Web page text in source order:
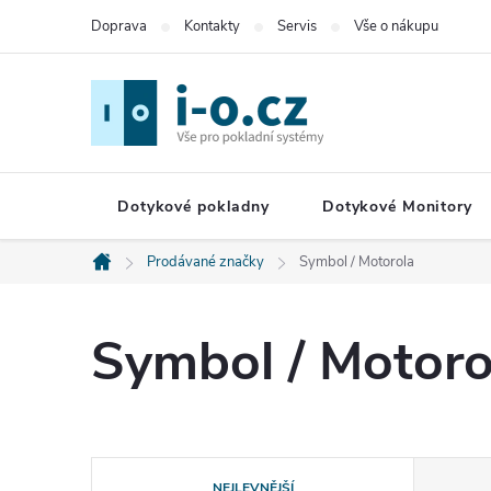
Doprava Kontakty Servis Vše o nákupu
Dotykové pokladny Dotykové Monitory
Domů
Prodávané značky Symbol / Motorola
Symbol /